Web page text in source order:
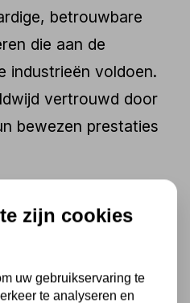
betrouwbare
die aan de
industrieën voldoen.
vertrouwd door
bewezen prestaties
om de beste in de
zich ontwikkeld
zijn cookies
uw gebruikservaring te
te analyseren en